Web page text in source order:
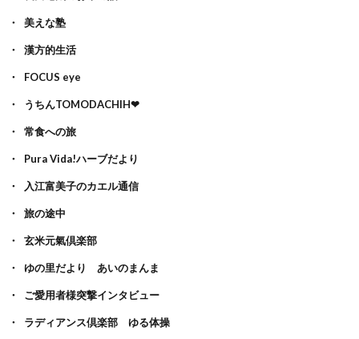
美えな塾
漢方的生活
FOCUS eye
うちんTOMODACHIH❤
常食への旅
Pura Vida!ハーブだより
入江富美子のカエル通信
旅の途中
玄米元氣倶楽部
ゆの里だより あいのまんま
ご愛用者様突撃インタビュー
ラディアンス倶楽部 ゆる体操